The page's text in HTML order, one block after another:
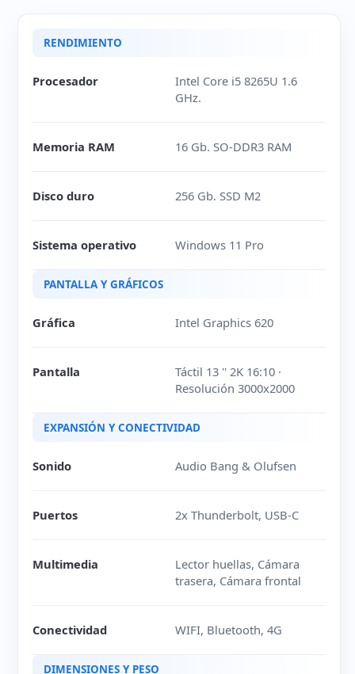
RENDIMIENTO
Procesador
Intel Core i5 8265U 1.6
GHz.
Memoria RAM 16 Gb. SO-DDR3 RAM
Disco duro 256 Gb. SSD M2
Sistema operativo Windows 11 Pro
PANTALLA Y GRÁFICOS
Gráfica Intel Graphics 620
Pantalla
Táctil 13 '' 2K 16:10 ·
Resolución 3000x2000
EXPANSIÓN Y CONECTIVIDAD
Sonido Audio Bang & Olufsen
Puertos 2x Thunderbolt, USB-C
Multimedia
Lector huellas, Cámara
trasera, Cámara frontal
Conectividad WIFI, Bluetooth, 4G
DIMENSIONES Y PESO